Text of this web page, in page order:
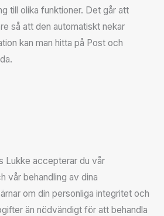
till olika funktioner. Det går att
så att den automatiskt nekar
kan man hitta på Post och
Lukke accepterar du vår
vår behandling av dina
om din personliga integritet och
än nödvändigt för att behandla